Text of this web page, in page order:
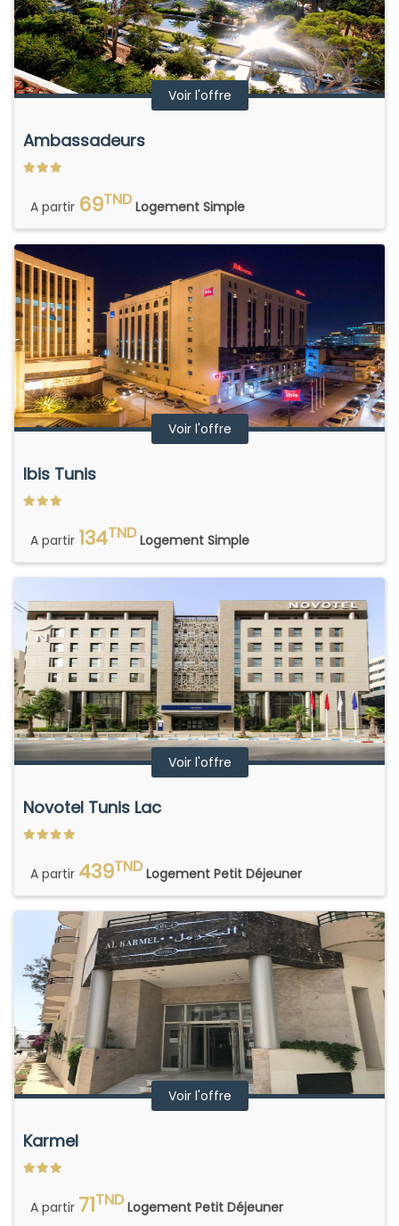
Voir l'offre
Ambassadeurs
A partir 69TND Logement Simple
Voir l'offre
Ibis Tunis
A partir 134TND Logement Simple
Voir l'offre
Novotel Tunis Lac
A partir 439TND Logement Petit Déjeuner
Voir l'offre
Karmel
A partir 71TND Logement Petit Déjeuner